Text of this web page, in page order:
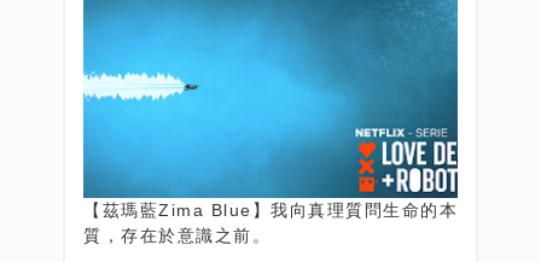
【茲瑪藍Zima Blue】我向真理質問生命的本
質，存在於意識之前。